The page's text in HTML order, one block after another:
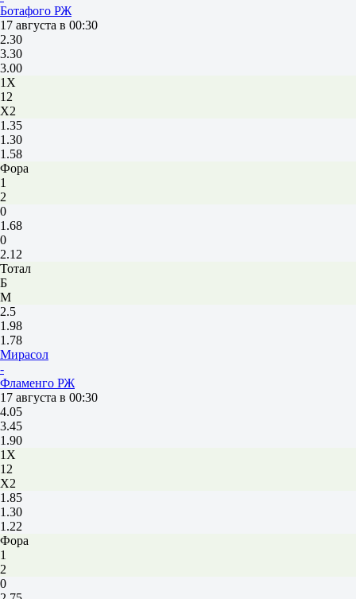
Ботафого РЖ
17 августа в 00:30
2.30
3.30
3.00
1X
12
X2
1.35
1.30
1.58
Фора
1
2
0
1.68
0
2.12
Тотал
Б
М
2.5
1.98
1.78
Мирасол
-
Фламенго РЖ
17 августа в 00:30
4.05
3.45
1.90
1X
12
X2
1.85
1.30
1.22
Фора
1
2
0